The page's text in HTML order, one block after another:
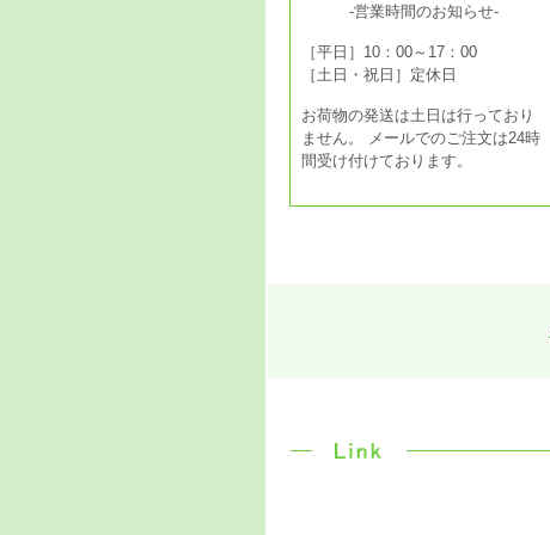
-営業時間のお知らせ-
［平日］10：00～17：00
［土日・祝日］定休日
お荷物の発送は土日は行っており
ません。 メールでのご注文は24時
間受け付けております。